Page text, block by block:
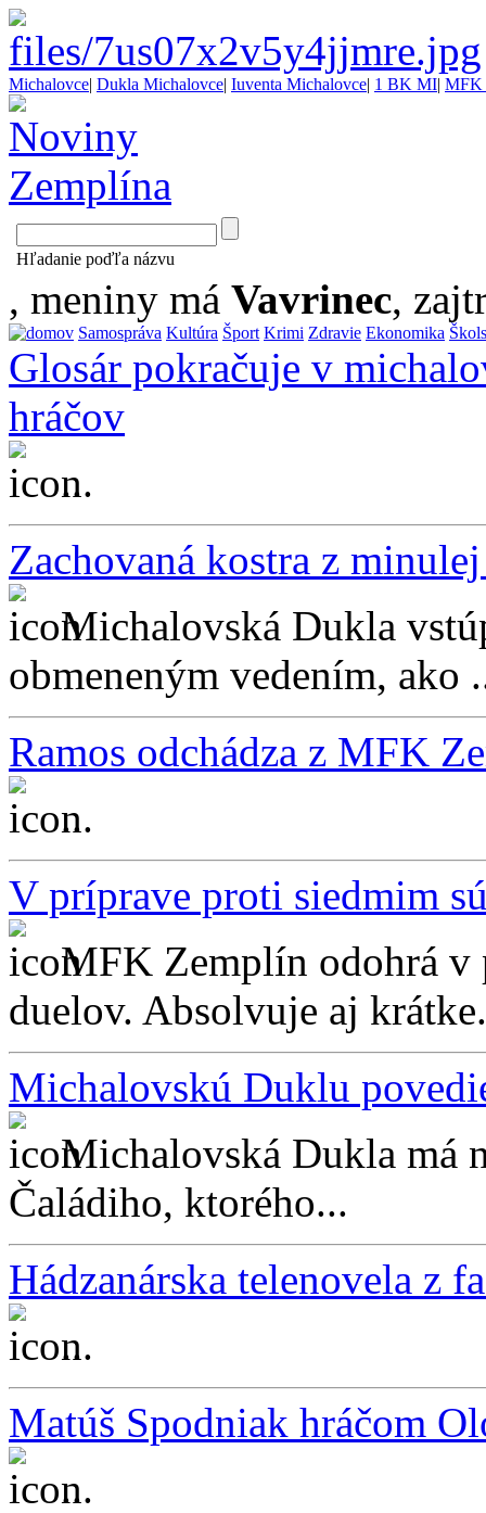
Michalovce| Dukla Michalovce| Iuventa Michalovce| 1 BK MI| MFK
Hľadanie poďľa názvu
, meniny má Vavrinec,
Samospráva Kultúra Šport Krimi Zdravie Ekonomika
Glosár pokračuje v
hráčov
...
Zachovaná kostra z
Michalovská Dukla
obmeneným vedením, ako
Ramos odchádza z MFK
...
V príprave proti siedmim
MFK Zemplín odohrá v
duelov. Absolvuje aj
Michalovskú Duklu
Michalovská Dukla má
Čaládiho, ktorého...
Hádzanárska telenovela z
...
Matúš Spodniak hráčom
...